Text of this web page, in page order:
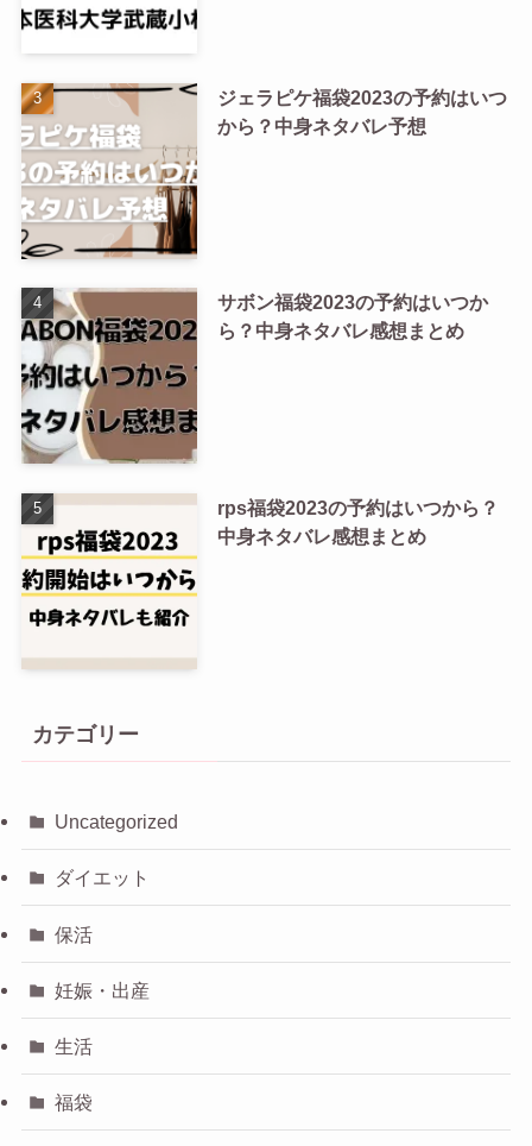
ジェラピケ福袋2023の予約はいつ
から？中身ネタバレ予想
サボン福袋2023の予約はいつか
ら？中身ネタバレ感想まとめ
rps福袋2023の予約はいつから？
中身ネタバレ感想まとめ
カテゴリー
Uncategorized
ダイエット
保活
妊娠・出産
生活
福袋